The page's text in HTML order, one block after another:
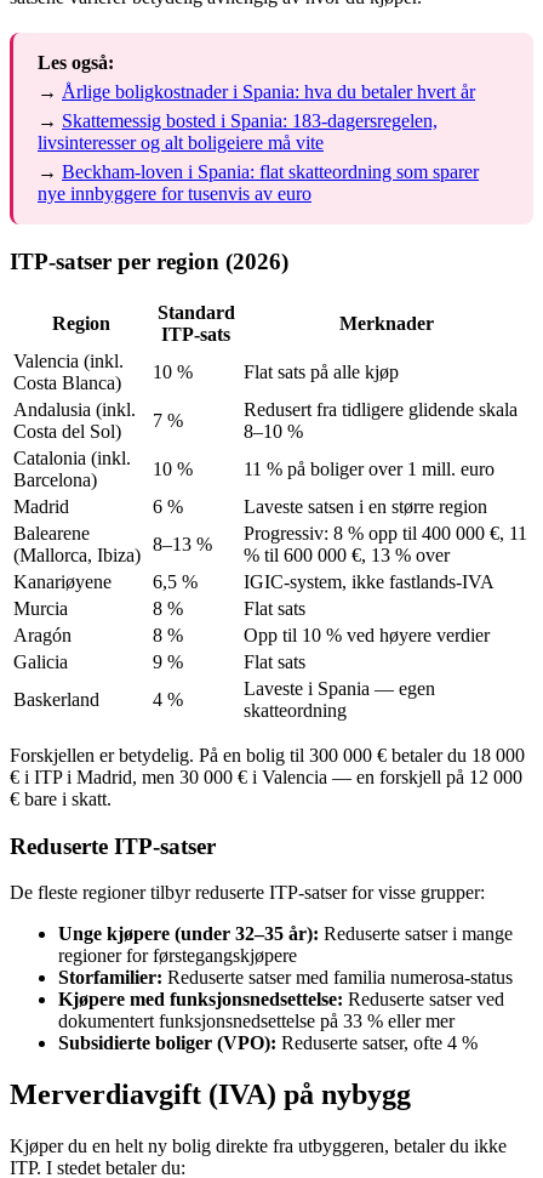
Les også:
→ Årlige boligkostnader i Spania: hva du betaler hvert år
→ Skattemessig bosted i Spania: 183-dagersregelen,
livsinteresser og alt boligeiere må vite
→ Beckham-loven i Spania: flat skatteordning som sparer
nye innbyggere for tusenvis av euro
ITP-satser per region (2026)
Region
Standard
ITP-sats
Merknader
Valencia (inkl.
Costa Blanca)
10 %
Flat sats på alle kjøp
Andalusia (inkl.
Costa del Sol)
7 %
Redusert fra tidligere glidende skala
8–10 %
Catalonia (inkl.
Barcelona)
10 %
11 % på boliger over 1 mill. euro
Madrid
6 %
Laveste satsen i en større region
Balearene
(Mallorca, Ibiza)
8–13 %
Progressiv: 8 % opp til 400 000 €, 11
% til 600 000 €, 13 % over
Kanariøyene
6,5 %
IGIC-system, ikke fastlands-IVA
Murcia
8 %
Flat sats
Aragón
8 %
Opp til 10 % ved høyere verdier
Galicia
9 %
Flat sats
Baskerland
4 %
Laveste i Spania — egen
skatteordning
Forskjellen er betydelig. På en bolig til 300 000 € betaler du 18 000
€ i ITP i Madrid, men 30 000 € i Valencia — en forskjell på 12 000
€ bare i skatt.
Reduserte ITP-satser
De fleste regioner tilbyr reduserte ITP-satser for visse grupper:
Unge kjøpere (under 32–35 år): Reduserte satser i mange
regioner for førstegangskjøpere
Storfamilier: Reduserte satser med familia numerosa-status
Kjøpere med funksjonsnedsettelse: Reduserte satser ved
dokumentert funksjonsnedsettelse på 33 % eller mer
Subsidierte boliger (VPO): Reduserte satser, ofte 4 %
Merverdiavgift (IVA) på nybygg
Kjøper du en helt ny bolig direkte fra utbyggeren, betaler du ikke
ITP. I stedet betaler du: